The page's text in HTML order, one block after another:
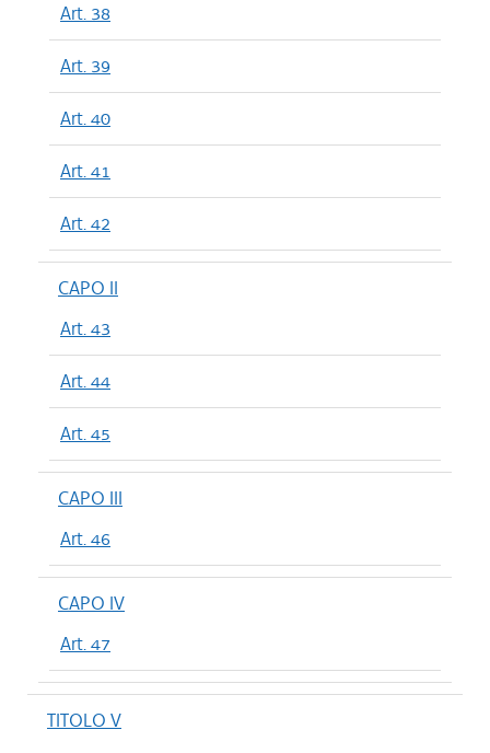
Art. 38
Art. 39
Art. 40
Art. 41
Art. 42
CAPO II
Art. 43
Art. 44
Art. 45
CAPO III
Art. 46
CAPO IV
Art. 47
TITOLO V